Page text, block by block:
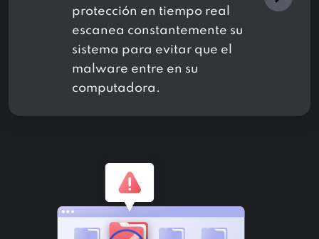
protección en tiempo real
escanea constantemente su
sistema para evitar que el
malware entre en su
computadora.